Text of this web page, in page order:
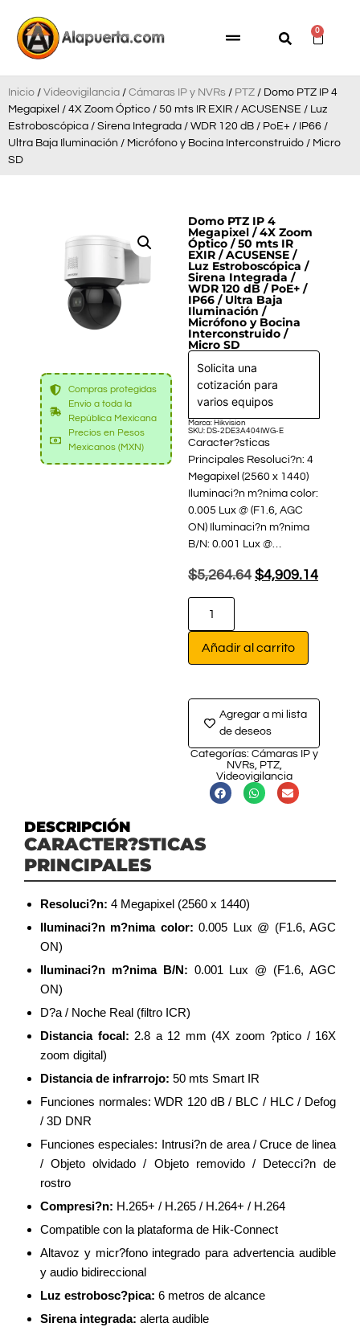
0
Inicio / Videovigilancia / Cámaras IP y NVRs / PTZ / Domo PTZ IP 4
Megapixel / 4X Zoom Óptico / 50 mts IR EXIR / ACUSENSE / Luz
Estroboscópica / Sirena Integrada / WDR 120 dB / PoE+ / IP66 /
Ultra Baja Iluminación / Micrófono y Bocina Interconstruido / Micro
SD
Compras protegidas
Envío a toda la
República Mexicana
Precios en Pesos
Mexicanos (MXN)
Domo PTZ IP 4
Megapixel / 4X Zoom
Óptico / 50 mts IR
EXIR / ACUSENSE /
Luz Estroboscópica /
Sirena Integrada /
WDR 120 dB / PoE+ /
IP66 / Ultra Baja
Iluminación /
Micrófono y Bocina
Interconstruido /
Micro SD
Solicita una
cotización para
varios equipos
Marca: Hikvision
SKU: DS-2DE3A404IWG-E
Caracter?sticas
Principales Resoluci?n: 4
Megapixel (2560 x 1440)
Iluminaci?n m?nima color:
0.005 Lux @ (F1.6, AGC
ON) Iluminaci?n m?nima
B/N: 0.001 Lux @…
$5,264.64 $4,909.14
Añadir al carrito
Agregar a mi lista
de deseos
Categorías: Cámaras IP y
NVRs, PTZ,
Videovigilancia
DESCRIPCIÓN
CARACTER?STICAS
PRINCIPALES
Resoluci?n: 4 Megapixel (2560 x 1440)
Iluminaci?n m?nima color: 0.005 Lux @ (F1.6, AGC
ON)
Iluminaci?n m?nima B/N: 0.001 Lux @ (F1.6, AGC
ON)
D?a / Noche Real (filtro ICR)
Distancia focal: 2.8 a 12 mm (4X zoom ?ptico / 16X
zoom digital)
Distancia de infrarrojo: 50 mts Smart IR
Funciones normales: WDR 120 dB / BLC / HLC / Defog
/ 3D DNR
Funciones especiales: Intrusi?n de area / Cruce de linea
/ Objeto olvidado / Objeto removido / Detecci?n de
rostro
Compresi?n: H.265+ / H.265 / H.264+ / H.264
Compatible con la plataforma de Hik-Connect
Altavoz y micr?fono integrado para advertencia audible
y audio bidireccional
Luz estrobosc?pica: 6 metros de alcance
Sirena integrada: alerta audible